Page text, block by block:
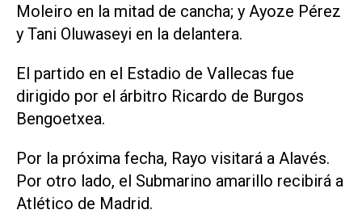
Moleiro en la mitad de cancha; y Ayoze Pérez
y Tani Oluwaseyi en la delantera.
El partido en el Estadio de Vallecas fue
dirigido por el árbitro Ricardo de Burgos
Bengoetxea.
Por la próxima fecha, Rayo visitará a Alavés.
Por otro lado, el Submarino amarillo recibirá a
Atlético de Madrid.